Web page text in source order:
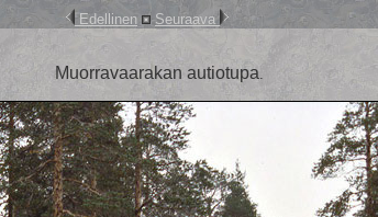
Edellinen Seuraava
Muorravaarakan autiotupa.